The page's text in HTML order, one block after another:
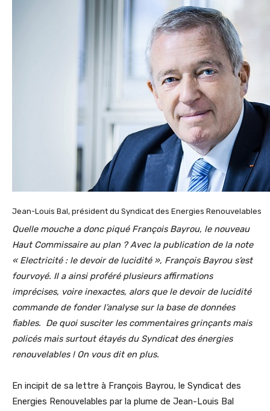
Jean-Louis Bal, président du Syndicat des Energies Renouvelables
Quelle mouche a donc piqué François Bayrou, le nouveau
Haut Commissaire au plan ? Avec la publication de la note
« Electricité : le devoir de lucidité », François Bayrou s’est
fourvoyé. Il a ainsi proféré plusieurs affirmations
imprécises, voire inexactes, alors que le devoir de lucidité
commande de fonder l’analyse sur la base de données
fiables. De quoi susciter les commentaires grinçants mais
policés mais surtout étayés du Syndicat des énergies
renouvelables ! On vous dit en plus.
En incipit de sa lettre à François Bayrou, le Syndicat des
Energies Renouvelables par la plume de Jean-Louis Bal